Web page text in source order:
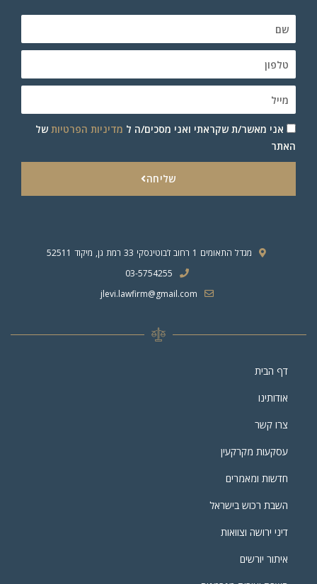
אני מאשר/ת שקראתי ואני מסכים/ה ל מדיניות הפרטיות של
האתר
שליחה
מגדל התאומים 1 רחוב ז’בוטינסקי 33 רמת גן, מיקוד 52511
03-5754255
jlevi.lawfirm@gmail.com
דף הבית
אודותינו
צרו קשר
עסקעות מקרקעין
חדשות ומאמרים
השבת רכוש בישראל
דיני ירושה וצוואות
איתור יורשים